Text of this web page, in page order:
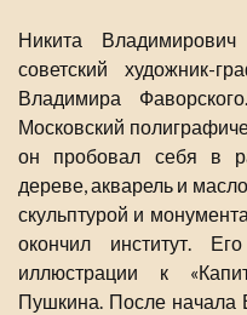
Никита
советский художник-
Владимира
Московский
он пробовал себя в
дереве, акварель и
скульптурой и
окончил институт.
иллюстрации к
Пушкина. После начала